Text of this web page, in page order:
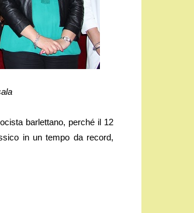
barlettano, perché il 12
in un tempo da record,